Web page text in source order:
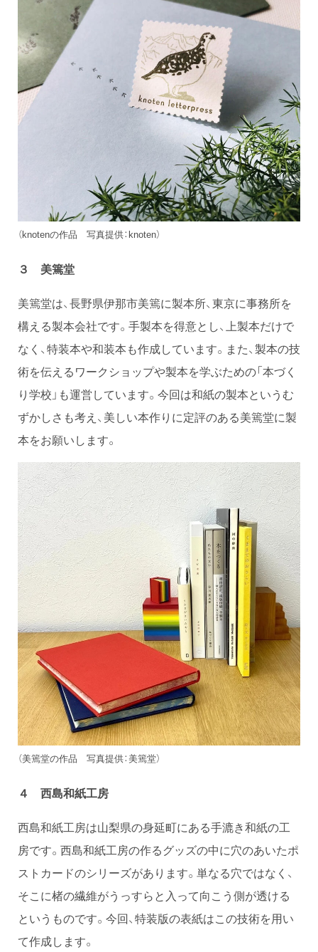
（knotenの作品 写真提供：knoten）
３ 美篶堂
美篶堂は、長野県伊那市美篶に製本所、東京に事務所を
構える製本会社です。手製本を得意とし、上製本だけで
なく、特装本や和装本も作成しています。また、製本の技
術を伝えるワークショップや製本を学ぶための「本づく
り学校」も運営しています。今回は和紙の製本というむ
ずかしさも考え、美しい本作りに定評のある美篶堂に製
本をお願いします。
（美篶堂の作品 写真提供：美篶堂）
４ 西島和紙工房
西島和紙工房は山梨県の身延町にある手漉き和紙の工
房です。西島和紙工房の作るグッズの中に穴のあいたポ
ストカードのシリーズがあります。単なる穴ではなく、
そこに楮の繊維がうっすらと入って向こう側が透ける
というものです。今回、特装版の表紙はこの技術を用い
て作成します。